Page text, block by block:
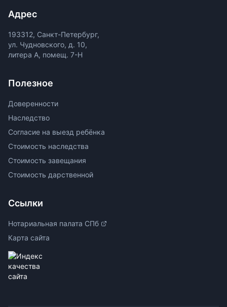
Адрес
193312, Санкт-Петербург,
ул. Чудновского, д. 10,
литера А, помещ. 7-Н
Полезное
Доверенности
Наследство
Согласие на выезд ребёнка
Стоимость наследства
Стоимость завещания
Стоимость дарственной
Ссылки
Нотариальная палата СПб
Карта сайта